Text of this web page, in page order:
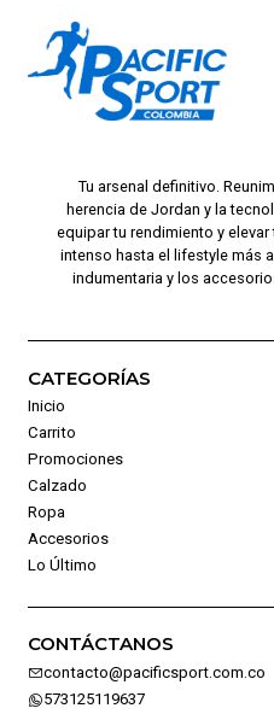
Tu arsenal definitivo.
herencia de Jordan y la
equipar tu rendimiento y
intenso hasta el lifestyle más
indumentaria y los
CATEGORÍAS
Inicio
Carrito
Promociones
Calzado
Ropa
Accesorios
Lo Último
CONTÁCTANOS
contacto@pacificsport.com.co
573125119637